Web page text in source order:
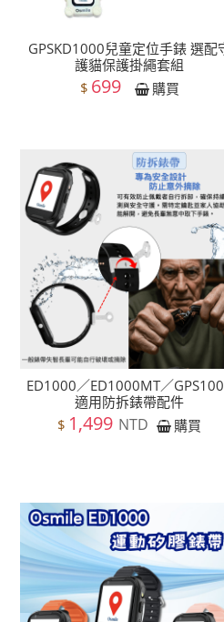
GPSKD1000兒童定位手錶 選配
護貓保護掛繩套組
$ 699 購買
ED1000／ED1000MT／
適用防拆錶帶配件
$ 1,499 NTD 購買